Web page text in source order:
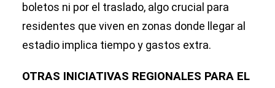
boletos ni por el traslado, algo crucial para
residentes que viven en zonas donde llegar al
estadio implica tiempo y gastos extra.
OTRAS INICIATIVAS REGIONALES PARA EL